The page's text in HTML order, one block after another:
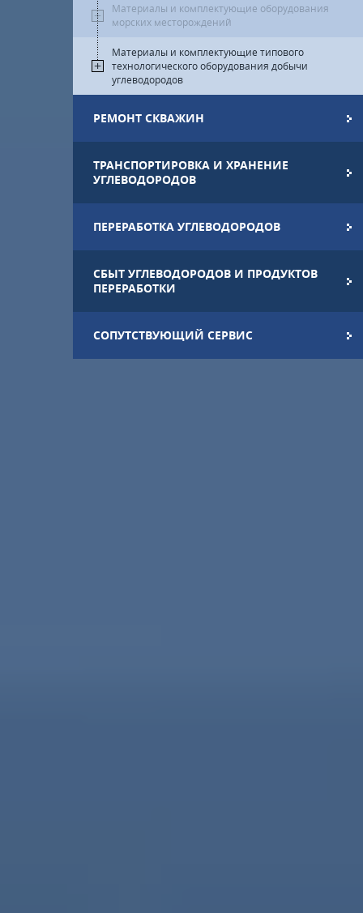
Материалы и комплектующие оборудования
морских месторождений
Материалы и комплектующие типового
технологического оборудования добычи
углеводородов
РЕМОНТ СКВАЖИН
ТРАНСПОРТИРОВКА И ХРАНЕНИЕ
УГЛЕВОДОРОДОВ
ПЕРЕРАБОТКА УГЛЕВОДОРОДОВ
СБЫТ УГЛЕВОДОРОДОВ И ПРОДУКТОВ
ПЕРЕРАБОТКИ
СОПУТСТВУЮЩИЙ СЕРВИС